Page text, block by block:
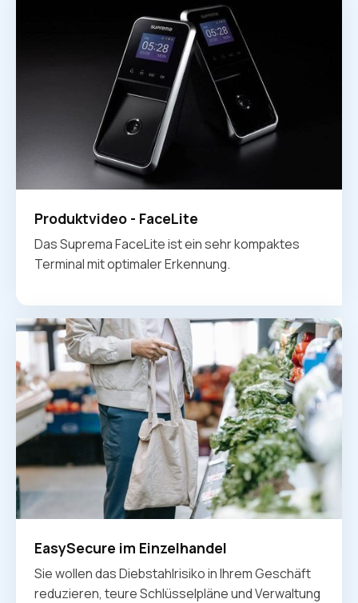
Produktvideo - FaceLite
Das Suprema FaceLite ist ein sehr kompaktes
Terminal mit optimaler Erkennung.
EasySecure im Einzelhandel
Sie wollen das Diebstahlrisiko in Ihrem Geschäft
reduzieren, teure Schlüsselpläne und Verwaltung